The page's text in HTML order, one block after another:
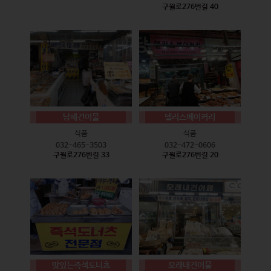
구월로276번길 40
남해건어물
식품
032-465-3503
구월로276번길 33
델리스베이커리
식품
032-472-0606
구월로276번길 20
맛있는즉석도너츠 모래내건어물